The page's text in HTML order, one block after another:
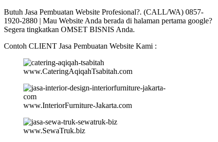
Butuh Jasa Pembuatan Website Profesional?. (CALL/WA) 0857-
1920-2880 | Mau Website Anda berada di halaman pertama google?
Segera tingkatkan OMSET BISNIS Anda.
Contoh CLIENT Jasa Pembuatan Website Kami :
www.CateringAqiqahTsabitah.com
www.InteriorFurniture-Jakarta.com
www.SewaTruk.biz